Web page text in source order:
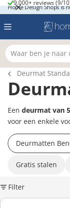
Home Design Shops is
Home Design Shops is
9.000+ reviews (9/
9.000+ reviews (9/10)
Waar ben je naar
Deurmat
Een deurmat van
voor een enkele
Deurmatten
Gratis stalen
Filter
Hamat Aqua Stop